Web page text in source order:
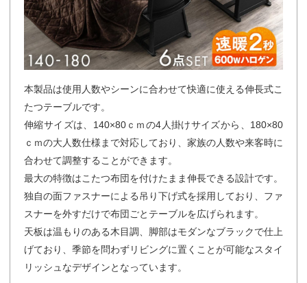
本製品は使用人数やシーンに合わせて快適に使える伸長式こ
たつテーブルです。
伸縮サイズは、140×80ｃｍの4人掛けサイズから、180×80
ｃｍの大人数仕様まで対応しており、家族の人数や来客時に
合わせて調整することができます。
最大の特徴はこたつ布団を付けたまま伸長できる設計です。
独自の面ファスナーによる吊り下げ式を採用しており、ファ
スナーを外すだけで布団ごとテーブルを広げられます。
天板は温もりのある木目調、脚部はモダンなブラックで仕上
げており、季節を問わずリビングに置くことが可能なスタイ
リッシュなデザインとなっています。